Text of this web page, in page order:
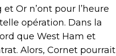
Or n’ont pour l’heure
opération. Dans la
que West Ham et
Alors, Cornet pourrait